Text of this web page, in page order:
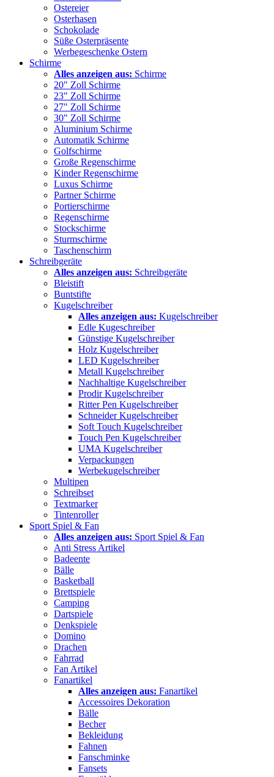
Ostereier
Osterhasen
Schokolade
Süße Osterpräsente
Werbegeschenke Ostern
Schirme
Alles anzeigen aus: Schirme
20" Zoll Schirme
23" Zoll Schirme
27" Zoll Schirme
30" Zoll Schirme
Aluminium Schirme
Automatik Schirme
Golfschirme
Große Regenschirme
Kinder Regenschirme
Luxus Schirme
Partner Schirme
Portierschirme
Regenschirme
Stockschirme
Sturmschirme
Taschenschirm
Schreibgeräte
Alles anzeigen aus: Schreibgeräte
Bleistift
Buntstifte
Kugelschreiber
Alles anzeigen aus: Kugelschreiber
Edle Kugeschreiber
Günstige Kugelschreiber
Holz Kugelschreiber
LED Kugelschreiber
Metall Kugelschreiber
Nachhaltige Kugelschreiber
Prodir Kugelschreiber
Ritter Pen Kugelschreiber
Schneider Kugelschreiber
Soft Touch Kugelschreiber
Touch Pen Kugelschreiber
UMA Kugelschreiber
Verpackungen
Werbekugelschreiber
Multipen
Schreibset
Textmarker
Tintenroller
Sport Spiel & Fan
Alles anzeigen aus: Sport Spiel & Fan
Anti Stress Artikel
Badeente
Bälle
Basketball
Brettspiele
Camping
Dartspiele
Denkspiele
Domino
Drachen
Fahrrad
Fan Artikel
Fanartikel
Alles anzeigen aus: Fanartikel
Accessoires Dekoration
Bälle
Becher
Bekleidung
Fahnen
Fanschminke
Fansets